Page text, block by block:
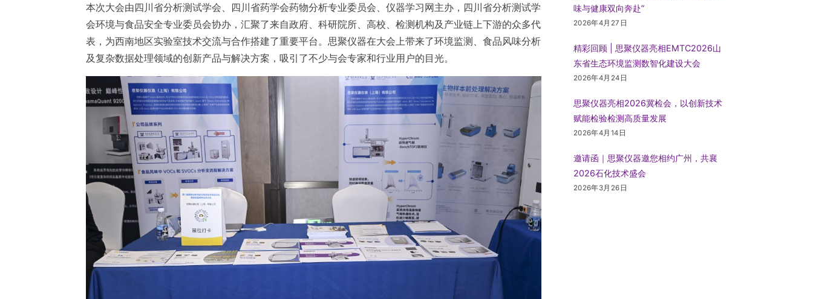
本次大会由四川省分析测试学会、四川省药学会药物分析专业委员会、仪器学习网主办，四川省分析测试学
会环境与食品安全专业委员会协办，汇聚了来自政府、科研院所、高校、检测机构及产业链上下游的众多代
表，为西南地区实验室技术交流与合作搭建了重要平台。思聚仪器在大会上带来了环境监测、食品风味分析
及复杂数据处理领域的创新产品与解决方案，吸引了不少与会专家和行业用户的目光。
味与健康双向奔赴”
2026年4月27日
精彩回顾 | 思聚仪器亮相EMTC2026山
东省生态环境监测数智化建设大会
2026年4月24日
思聚仪器亮相2026冀检会，以创新技术
赋能检验检测高质量发展
2026年4月14日
邀请函｜思聚仪器邀您相约广州，共襄
2026石化技术盛会
2026年3月26日